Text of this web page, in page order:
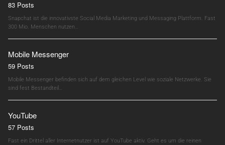
83 Posts
Snapchat ist die innovativste Social Media Marketing und Messaging Plattform. Fast
300 Mio. Menschen nutzen…
Mobile Messenger
59 Posts
Mobile Messenger befinden sich auf dem gleichen Level wie soziale Netzwerke. Sie
sind fest Bestandteil…
YouTube
57 Posts
Fast ein Drittel aller Internetnutzer ist auf YouTube aktiv. Geht es um die reinen